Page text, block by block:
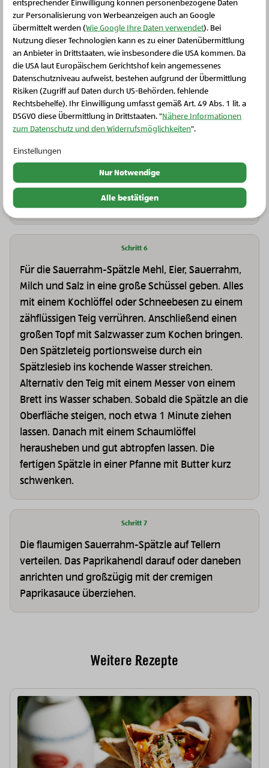
Paprikahendl zugedeckt ca. 35–40 Minuten sanft
schmoren lassen, bis das Fleisch gar und schön
zart ist.
Schritt 5
Die Hendl-Unterkeulen kurz aus der Sauce
nehmen. Und die Sauce mit dem Stabmixer
und die Sauce 3–5 Minuten sanft köcheln lassen.
Mit Salz und Pfeffer abschmecken. Danach die
Hendl-Unterkeulen wieder in die Sauce legen und
warm halten.
Schritt 6
Für die Sauerrahm-Spätzle Mehl, Eier, Sauerrahm,
Milch und Salz in eine große Schüssel geben. Alles
mit einem Kochlöffel oder Schneebesen zu einem
zähflüssigen Teig verrühren. Anschließend einen
großen Topf mit Salzwasser zum Kochen bringen.
Den Spätzleteig portionsweise durch ein
Spätzlesieb ins kochende Wasser streichen.
Alternativ den Teig mit einem Messer von einem
Brett ins Wasser schaben. Sobald die Spätzle an die
Oberfläche steigen, noch etwa 1 Minute ziehen
lassen. Danach mit einem Schaumlöffel
herausheben und gut abtropfen lassen. Die
fertigen Spätzle in einer Pfanne mit Butter kurz
schwenken.
Schritt 7
Die flaumigen Sauerrahm-Spätzle auf Tellern
verteilen. Das Paprikahendl darauf oder daneben
anrichten und großzügig mit der cremigen
Paprikasauce überziehen.
Weitere Rezepte
Schließen Sie dieses Feld
entsprechender Einwilligung können personenbezogene Daten
zur Personalisierung von Werbeanzeigen auch an Google
übermittelt werden (Wie Google Ihre Daten verwendet). Bei
Nutzung dieser Technologien kann es zu einer Datenübermittlung
an Anbieter in Drittstaaten, wie insbesondere die USA kommen. Da
die USA laut Europäischem Gerichtshof kein angemessenes
Datenschutzniveau aufweist, bestehen aufgrund der Übermittlung
Risiken (Zugriff auf Daten durch US-Behörden, fehlende
Rechtsbehelfe). Ihr Einwilligung umfasst gemäß Art. 49 Abs. 1 lit. a
DSGVO diese Übermittlung in Drittstaaten. "Nähere Informationen
zum Datenschutz und den Widerrufsmöglichkeiten".
Einstellungen
Nur Notwendige
Alle bestätigen